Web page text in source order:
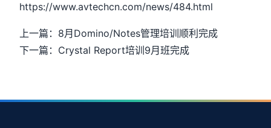
https://www.avtechcn.com/news/484.html
上一篇：8月Domino/Notes管理培训顺利完成
下一篇：Crystal Report培训9月班完成